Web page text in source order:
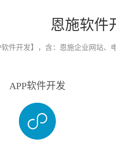
恩施软件
件开发】，含：恩施企业网站
APP软件开发